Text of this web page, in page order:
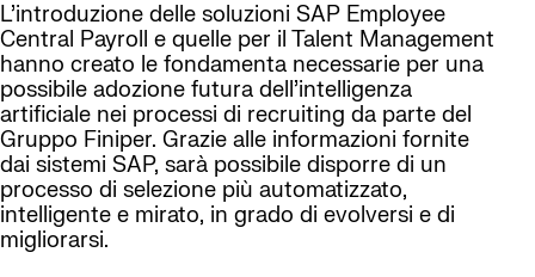
L’introduzione delle soluzioni SAP Employee
Central Payroll e quelle per il Talent Management
hanno creato le fondamenta necessarie per una
possibile adozione futura dell’intelligenza
artificiale nei processi di recruiting da parte del
Gruppo Finiper. Grazie alle informazioni fornite
dai sistemi SAP, sarà possibile disporre di un
processo di selezione più automatizzato,
intelligente e mirato, in grado di evolversi e di
migliorarsi.